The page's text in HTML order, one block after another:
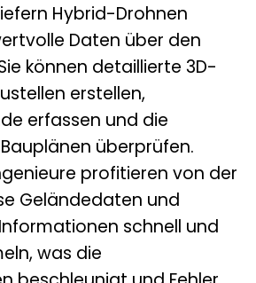
Hybrid-Drohnen
Daten über den
können detaillierte 3D-
erstellen,
erfassen und die
überprüfen.
profitieren von der
Geländedaten und
schnell und
was die